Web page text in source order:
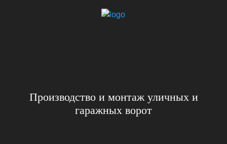
Производство и монтаж уличных и
гаражных ворот